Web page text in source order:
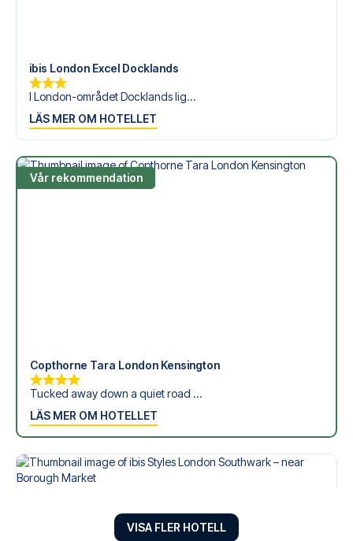
ibis London Excel Docklands
I London-området Docklands lig...
LÄS MER OM HOTELLET
Vår rekommendation
Copthorne Tara London Kensington
Tucked away down a quiet road ...
LÄS MER OM HOTELLET
VISA FLER HOTELL